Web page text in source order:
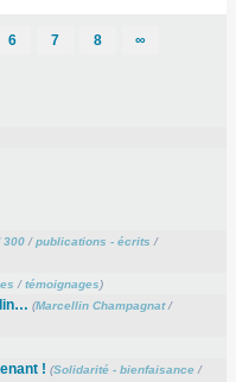
6 7 8 ∞
300/publications - écrits /
/témoignages)
(Marcellin Champagnat/
! (Solidarité - bienfaisance/